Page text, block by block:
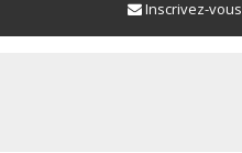
Inscrivez-vous